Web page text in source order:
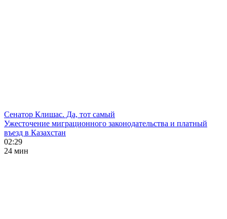
Сенатор Клишас. Да, тот самый
Ужесточение миграционного законодательства и платный
въезд в Казахстан
02:29
24 мин